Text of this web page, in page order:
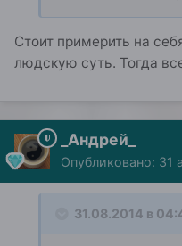
Стоит примерить на
людскую суть. Тогда
_Андрей_
Опубликовано: 31
31.08.2014 в